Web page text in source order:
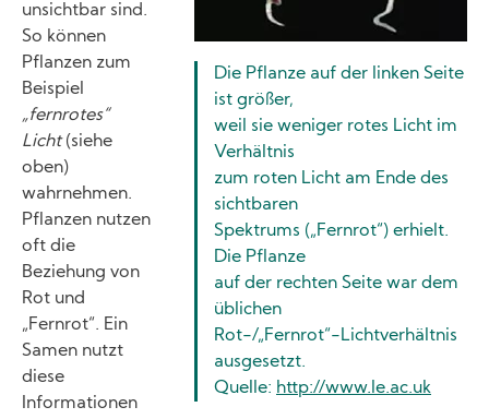
Die Pflanze auf der linken Seite
ist größer,
weil sie weniger rotes Licht im
Verhältnis
zum roten Licht am Ende des
sichtbaren
Spektrums („Fernrot“) erhielt.
Die Pflanze
auf der rechten Seite war dem
üblichen
Rot-/„Fernrot“-Lichtverhältnis
ausgesetzt.
Quelle: http://www.le.ac.uk
unsichtbar sind.
So können
Pflanzen zum
Beispiel
„fernrotes“
Licht(siehe
oben)
wahrnehmen.
Pflanzen nutzen
oft die
Beziehung von
Rot und
„Fernrot“. Ein
Samen nutzt
diese
Informationen